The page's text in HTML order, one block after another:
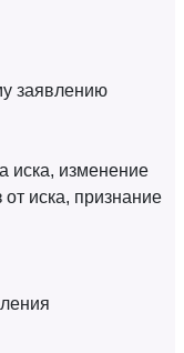
заявлению
иска, изменение
иска, признание